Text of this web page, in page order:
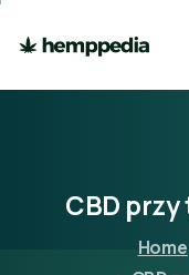
CBD przy
Home